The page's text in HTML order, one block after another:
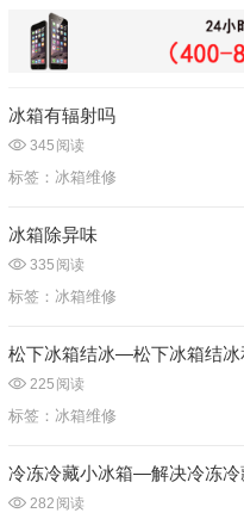
冰箱有辐射吗
345 阅读
标签： 冰箱维修
冰箱除异味
335 阅读
标签： 冰箱维修
松下冰箱结冰—松下冰箱结冰
225 阅读
标签： 冰箱维修
冷冻冷藏小冰箱—解决冷冻
282 阅读